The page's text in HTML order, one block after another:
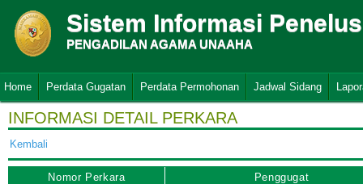
Sistem Informasi
PENGADILAN AGAMA UNAAHA
Home Perdata Gugatan Perdata Permohonan Jadwal Sidang
INFORMASI DETAIL PERKARA
Kembali
Nomor Perkara
Penggugat